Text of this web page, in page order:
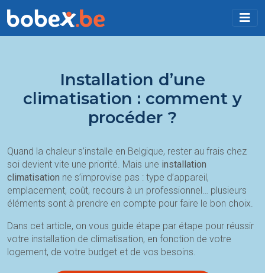
Installation d’une
climatisation : comment y
procéder ?
Quand la chaleur s’installe en Belgique, rester au frais chez
soi devient vite une priorité. Mais une installation
climatisation ne s’improvise pas : type d’appareil,
emplacement, coût, recours à un professionnel… plusieurs
éléments sont à prendre en compte pour faire le bon choix.
Dans cet article, on vous guide étape par étape pour réussir
votre installation de climatisation, en fonction de votre
logement, de votre budget et de vos besoins.